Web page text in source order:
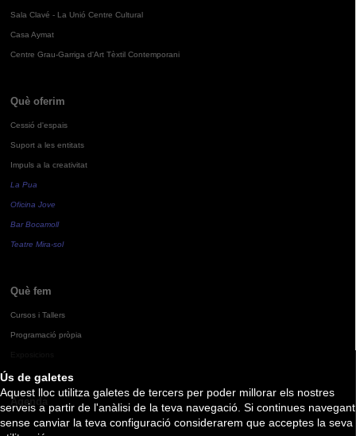
Ús de galetes
Aquest lloc utilitza galetes de tercers per poder millorar els nostres
serveis a partir de l'anàlisi de la teva navegació. Si continues navegant
sense canviar la teva configuració considerarem que acceptes la seva
Sala Clavé - La Unió Centre Cultural
Casa Aymat
Centre Grau-Garriga d'Art Tèxtil Contemporani
Què oferim
Cessió d'espais
Suport a les entitats
Impuls a la creativitat
La Pua
Oficina Jove
Bar Bocamoll
Teatre Mira-sol
Què fem
Cursos i Tallers
Programació pròpia
Agenda